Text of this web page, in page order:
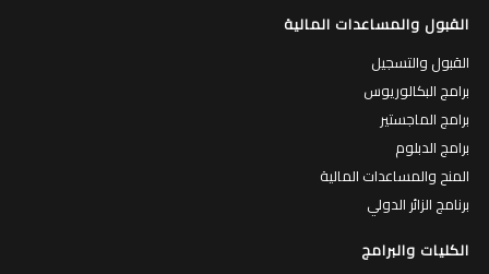
القبول والمساعدات المالية
القبول والتسجيل
برامج البكالوريوس
برامج الماجستير
برامج الدبلوم
المنح والمساعدات المالية
برنامج الزائر الدولي
الكليات والبرامج